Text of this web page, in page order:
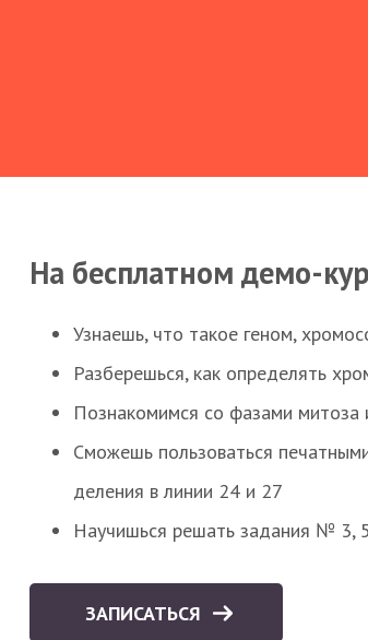
На бесплатном демо-
Узнаешь, что такое геном,
Разберешься, как определять
Познакомимся со фазами митоза
Сможешь пользоваться
деления в линии 24 и 27
Научишься решать задания № 3,
ЗАПИСАТЬСЯ